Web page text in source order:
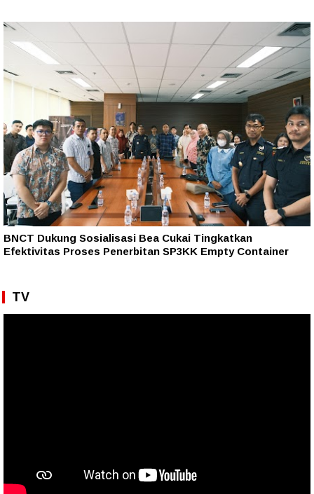
BNCT Dukung Sosialisasi Bea Cukai Tingkatkan
Efektivitas Proses Penerbitan SP3KK Empty Container
TV